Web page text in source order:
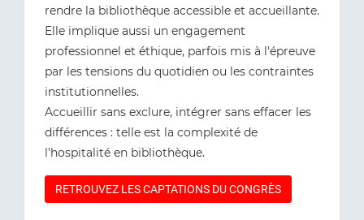
rendre la bibliothèque accessible et accueillante.
Elle implique aussi un engagement
professionnel et éthique, parfois mis à l'épreuve
par les tensions du quotidien ou les contraintes
institutionnelles.
Accueillir sans exclure, intégrer sans effacer les
différences : telle est la complexité de
l'hospitalité en bibliothèque.
RETROUVEZ LES CAPTATIONS DU CONGRÈS